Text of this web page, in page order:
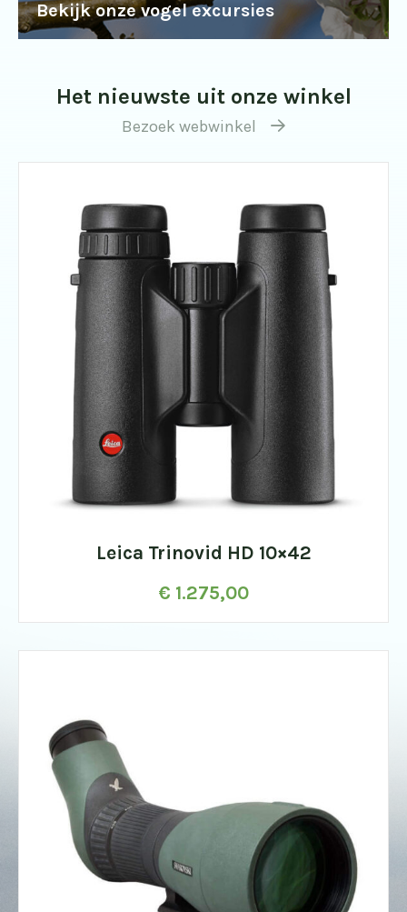
Bekijk onze vogel excursies
Het nieuwste uit onze winkel
Bezoek webwinkel
Leica Trinovid HD 10×42
€ 1.275,00